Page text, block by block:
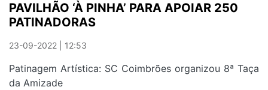
PARA
DURAR
PAVILHÃO ‘À PINHA’ PARA APOIAR 250
PATINADORAS
23-09-2022 | 12:53
Patinagem Artística: SC Coimbrões organizou 8ª Taça
da Amizade